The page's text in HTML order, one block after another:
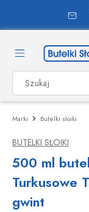
zawartości
Marki Butelki sloiki
BUTELKI SŁOIKI
500 ml
Turkusowe
gwint